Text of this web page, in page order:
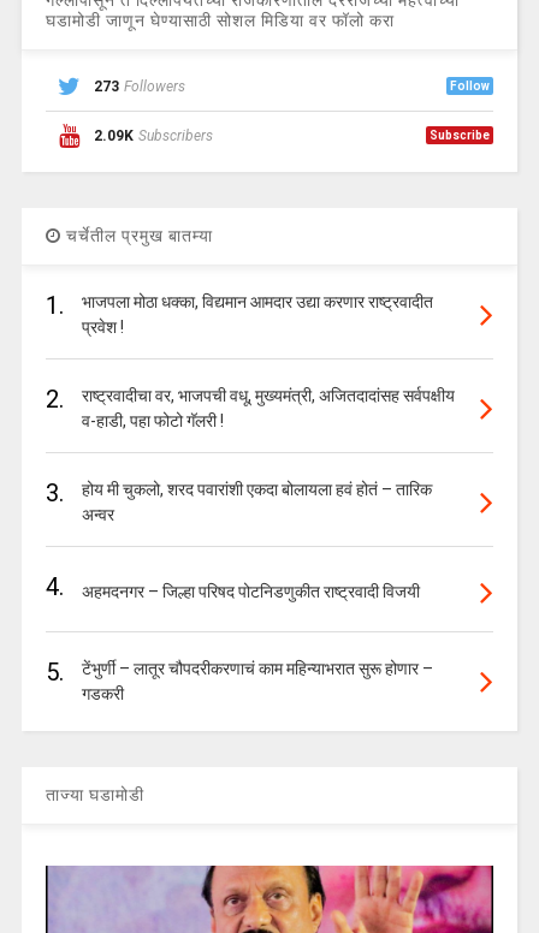
घडामोडी जाणून घेण्यासाठी सोशल मिडिया वर फॉलो करा
273 Followers Follow
2.09K Subscribers Subscribe
चर्चेतील प्रमुख बातम्या
1.
भाजपला मोठा धक्का, विद्यमान आमदार उद्या करणार राष्ट्रवादीत
प्रवेश !
2.
राष्ट्रवादीचा वर, भाजपची वधू, मुख्यमंत्री, अजितदादांसह सर्वपक्षीय
व-हाडी, पहा फोटो गॅलरी !
3.
होय मी चुकलो, शरद पवारांशी एकदा बोलायला हवं होतं – तारिक
अन्वर
4. अहमदनगर – जिल्हा परिषद पोटनिडणुकीत राष्ट्रवादी विजयी
5.
टेंभुर्णी – लातूर चौपदरीकरणाचं काम महिन्याभरात सुरू होणार –
गडकरी
ताज्या घडामोडी